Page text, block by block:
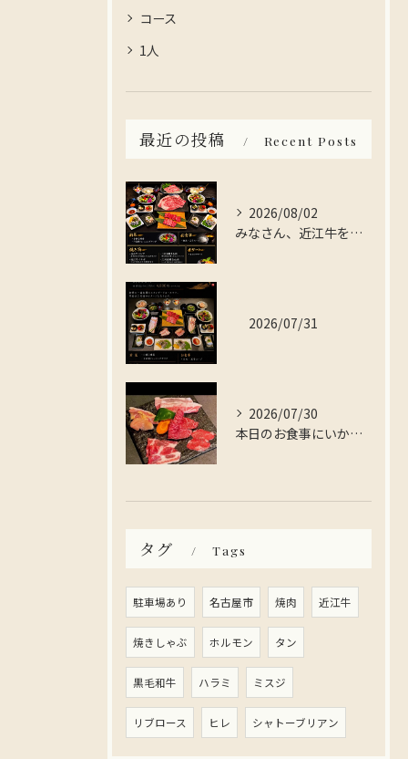
コース
1人
最近の投稿 Recent Posts
2026/08/02
みなさん、近江牛を存分に楽しんでみませんか？
2026/07/31
2026/07/30
本日のお食事にいかがですか？
タグ Tags
駐車場あり 名古屋市 焼肉 近江牛
焼きしゃぶ ホルモン タン
黒毛和牛 ハラミ ミスジ
リブロース ヒレ シャトーブリアン